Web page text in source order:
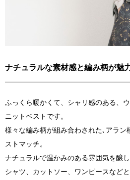
ナチュラルな素材感と編み柄が魅
ふっくら暖かくて、シャリ感のある、
ニットベストです。
様々な編み柄が組み合わされた､アラ
ストマッチ。
ナチュラルで温かみのある雰囲気を醸し
シャツ、カットソー、ワンピースなどと